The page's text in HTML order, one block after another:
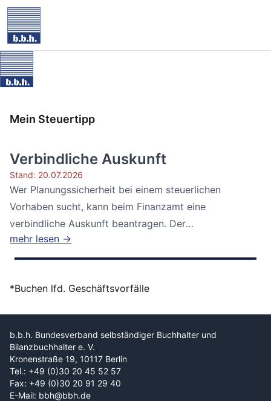
Mein Steuertipp
Verbindliche Auskunft
Stand: 20.07.2026
Wer Planungssicherheit bei einem steuerlichen
Vorhaben sucht, kann beim Finanzamt eine
verbindliche Auskunft beantragen. Der
Bundesfinanzhof...
mehr lesen →
*Buchen lfd. Geschäftsvorfälle
b.b.h. Bundesverband selbständiger Buchhalter und
Bilanzbuchhalter e. V.
Kronenstraße 19, 10117 Berlin
Tel.: +49 (0)30 20 45 52 57
Fax: +49 (0)30 20 91 29 40
E-Mail: bbh@bbh.de